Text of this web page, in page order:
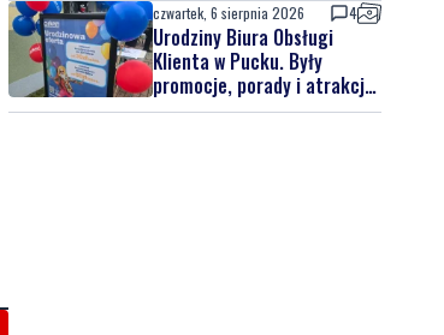
czwartek, 6 sierpnia 2026 4
Urodziny Biura Obsługi
Klienta w Pucku. Były
promocje, porady i atrakcje
dla najmłodszych